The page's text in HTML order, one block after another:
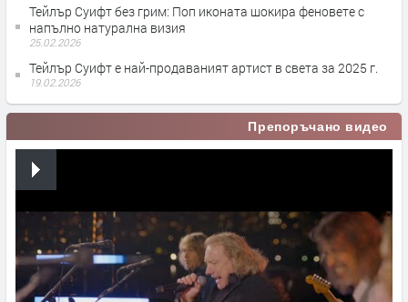
Тейлър Суифт без грим: Поп иконата шокира феновете с
напълно натурална визия
25.02.2026
Тейлър Суифт е най-продаваният артист в света за 2025 г.
19.02.2026
Препоръчано видео